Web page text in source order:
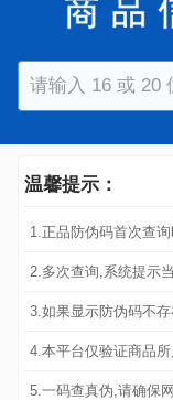
温馨提示：
1.正品防伪码首次查
2.多次查询,系统提示
3.如果显示防伪码不
4.本平台仅验证商品
5.一码查真伪,请确保